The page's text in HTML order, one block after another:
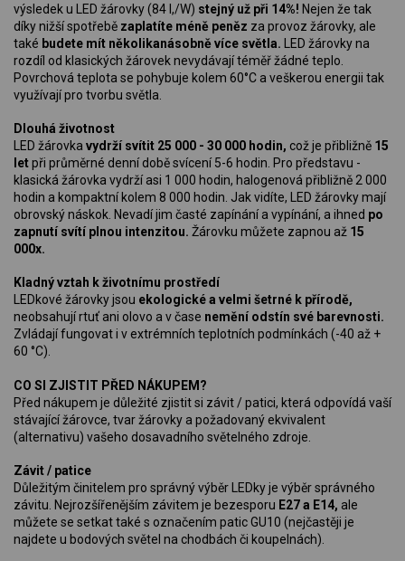
výsledek u LED žárovky (84 l,/W) stejný už při 14%! Nejen že tak
díky nižší spotřebě zaplatíte méně peněz za provoz žárovky, ale
také budete mít několikanásobně více světla. LED žárovky na
rozdíl od klasických žárovek nevydávají téměř žádné teplo.
Povrchová teplota se pohybuje kolem 60°C a veškerou energii tak
využívají pro tvorbu světla.
Dlouhá životnost
LED žárovka vydrží svítit 25 000 - 30 000 hodin, což je přibližně 15
letpři průměrné denní době svícení 5-6 hodin. Pro představu -
klasická žárovka vydrží asi 1 000 hodin, halogenová přibližně 2 000
hodin a kompaktní kolem 8 000 hodin. Jak vidíte, LED žárovky mají
obrovský náskok. Nevadí jim časté zapínání a vypínání, a ihned po
zapnutí svítí plnou intenzitou. Žárovku můžete zapnou až 15
000x.
Kladný vztah k životnímu prostředí
LEDkové žárovky jsou ekologické a velmi šetrné k přírodě,
neobsahují rtuť ani olovo a v čase nemění odstín své barevnosti.
Zvládají fungovat i v extrémních teplotních podmínkách (-40 až +
60 °C).
CO SI ZJISTIT PŘED NÁKUPEM?
Před nákupem je důležité zjistit si závit / patici, která odpovídá vaší
stávající žárovce, tvar žárovky a požadovaný ekvivalent
(alternativu) vašeho dosavadního světelného zdroje.
Závit / patice
Důležitým činitelem pro správný výběr LEDky je výběr správného
závitu. Nejrozšířenějším závitem je bezesporu E27 a E14, ale
můžete se setkat také s označením patic GU10 (nejčastěji je
najdete u bodových světel na chodbách či koupelnách).